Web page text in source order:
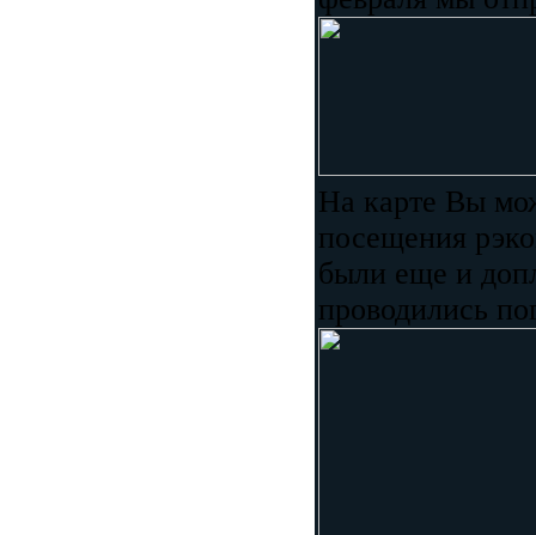
На карте Вы
посещения
были еще и
проводились